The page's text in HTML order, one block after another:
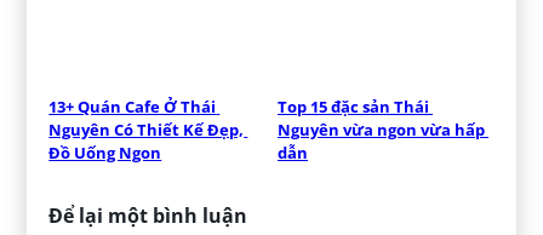
13+ Quán Cafe Ở Thái
Nguyên Có Thiết Kế Đẹp,
Đồ Uống Ngon
Top 15 đặc sản Thái
Nguyên vừa ngon vừa hấp
dẫn
Để lại một bình luận